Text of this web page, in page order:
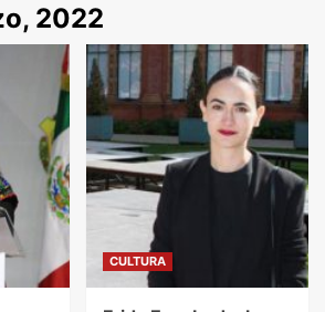
2022
CULTURA